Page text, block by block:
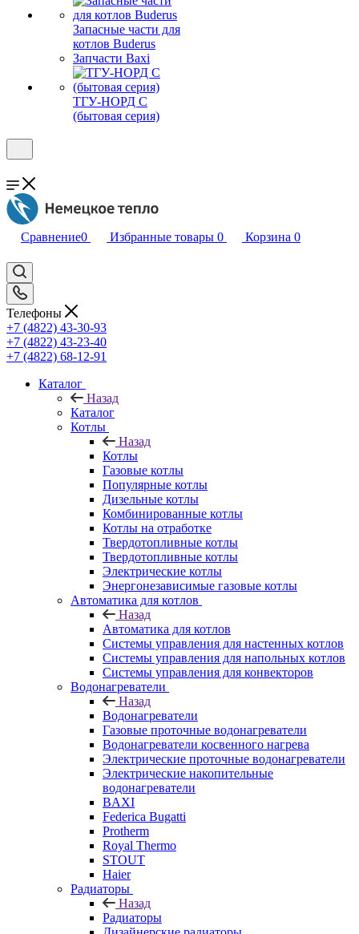
Запасные части для
котлов Buderus
Запчасти Baxi
ТГУ-НОРД С
(бытовая серия)
Сравнение0 Избранные товары 0 Корзина 0
Телефоны
+7 (4822) 43-30-93
+7 (4822) 43-23-40
+7 (4822) 68-12-91
Каталог
Назад
Каталог
Котлы
Назад
Котлы
Газовые котлы
Популярные котлы
Дизельные котлы
Комбинированные котлы
Котлы на отработке
Твердотопливные котлы
Твердотопливные котлы
Электрические котлы
Энергонезависимые газовые котлы
Автоматика для котлов
Назад
Автоматика для котлов
Системы управления для настенных котлов
Системы управления для напольных котлов
Системы управления для конвекторов
Водонагреватели
Назад
Водонагреватели
Газовые проточные водонагреватели
Водонагреватели косвенного нагрева
Электрические проточные водонагреватели
Электрические накопительные
водонагреватели
BAXI
Federica Bugatti
Protherm
Royal Thermo
STOUT
Haier
Радиаторы
Назад
Радиаторы